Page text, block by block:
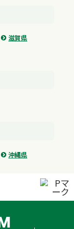
滋賀県
沖縄県